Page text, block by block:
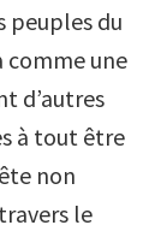
peuples du
comme une
d’autres
à tout être
non
le